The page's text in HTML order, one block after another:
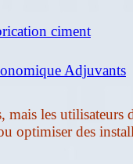
mais les
optimiser des
ciment
Adjuvants